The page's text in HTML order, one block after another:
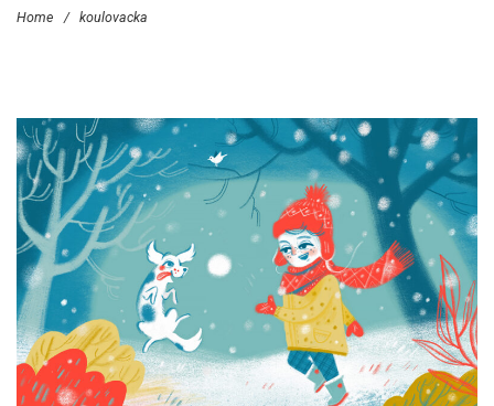
Home / koulovacka